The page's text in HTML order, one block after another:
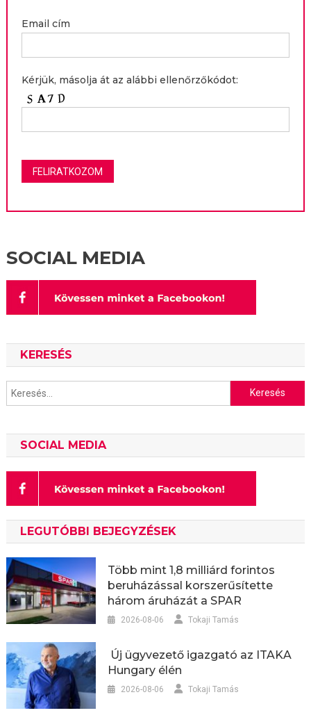
Email cím
Kérjük, másolja át az alábbi ellenőrzőkódot:
SOCIAL MEDIA
KERESÉS
Keresés:
SOCIAL MEDIA
LEGUTÓBBI BEJEGYZÉSEK
Több mint 1,8 milliárd forintos
beruházással korszerűsítette
három áruházát a SPAR
2026-08-06 Tokaji Tamás
Új ügyvezető igazgató az ITAKA
Hungary élén
2026-08-06 Tokaji Tamás